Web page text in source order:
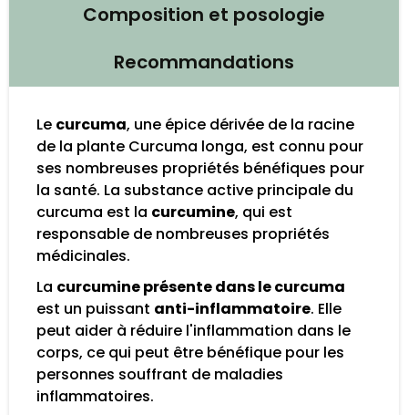
Composition et posologie
Recommandations
Le curcuma, une épice dérivée de la racine
de la plante Curcuma longa, est connu pour
ses nombreuses propriétés bénéfiques pour
la santé. La substance active principale du
curcuma est la curcumine, qui est
responsable de nombreuses propriétés
médicinales.
La curcumine présente dans le curcuma
est un puissant anti-inflammatoire. Elle
peut aider à réduire l'inflammation dans le
corps, ce qui peut être bénéfique pour les
personnes souffrant de maladies
inflammatoires.